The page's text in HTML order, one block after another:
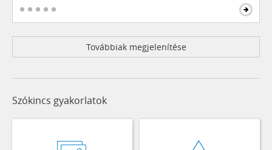
Továbbiak megjelenítése
Szókincs gyakorlatok